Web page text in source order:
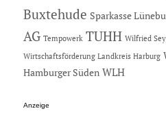
Buxtehude Sparkasse
AG Tempowerk TUHH Wilfried
Wirtschaftsförderung Landkreis Harburg
Hamburger Süden WLH
Anzeige